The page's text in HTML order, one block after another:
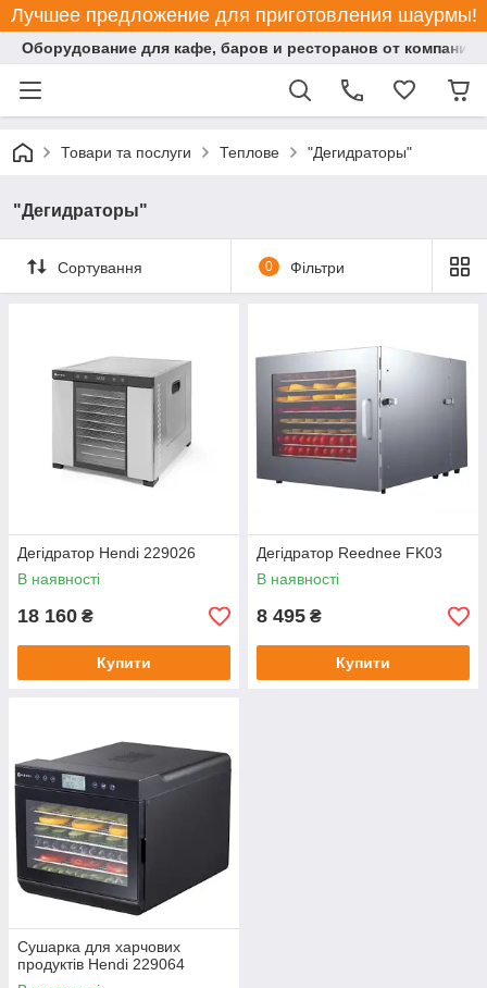
Лучшее предложение для приготовления шаурмы!
Оборудование для кафе, баров и ресторанов от компании
Товари та послуги Теплове "Дегидраторы"
"Дегидраторы"
Сортування 0 Фільтри
Дегідратор Hendi 229026
В наявності
18 160 ₴
Купити
Дегідратор Reednee FK03
В наявності
8 495 ₴
Купити
Сушарка для харчових
продуктів Hendi 229064